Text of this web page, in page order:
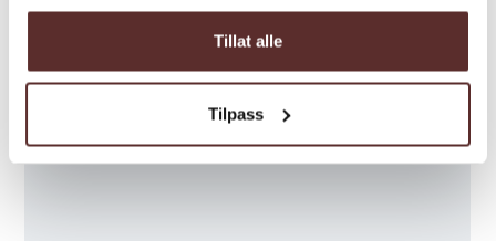
Tillat alle
Tilpass